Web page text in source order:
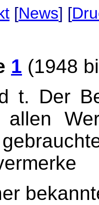
[News] [
1 (1948
t. Der